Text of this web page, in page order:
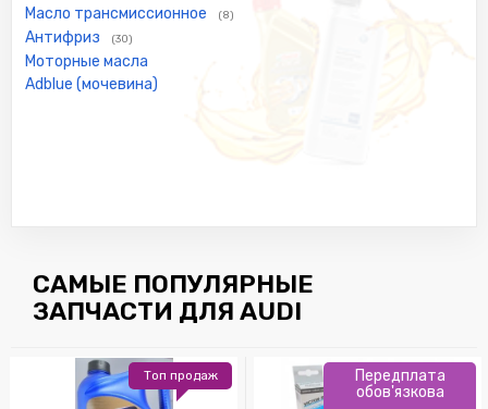
Масло трансмиссионное (8)
Антифриз (30)
Моторные масла
Adblue (мочевина)
САМЫЕ ПОПУЛЯРНЫЕ
ЗАПЧАСТИ ДЛЯ AUDI
Топ продаж
Передплата
обов'язкова